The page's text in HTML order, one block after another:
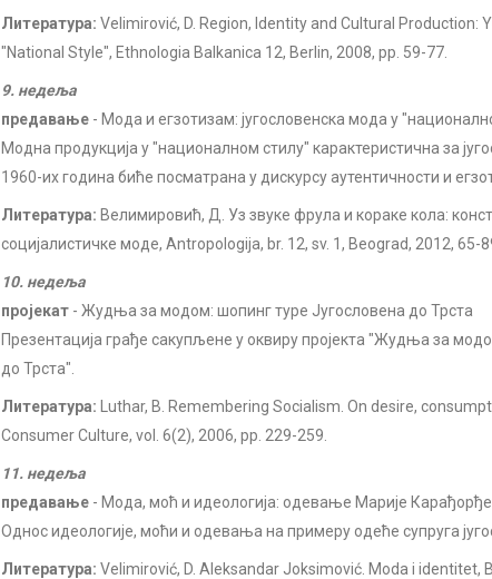
Литература: Velimirović, D. Region, Identity and Cultural Production:
"National Style", Ethnologia Balkanica 12, Berlin, 2008, pp. 59-77.
9. недеља
предавање - Мода и егзотизам: југословенска мода у
Модна продукција у "националном стилу" карактеристична за
1960-их година биће посматрана у дискурсу аутентичности и
Литература: Велимировић, Д. Уз звуке фрула и кораке кола:
социјалистичке моде, Antropologija, br. 12, sv. 1, Beograd, 2012, 65-
10. недеља
пројекат - Жудња за модом: шопинг туре Југословена до Трста
Презентација грађе сакупљене у оквиру пројекта "Жудња за
до Трста".
Литература:
Luthar, B. Remembering Socialism. On desire,
Consumer Culture, vol. 6(2), 2006, pp. 229-259.
11. недеља
предавање - Мода, моћ и идеологија: одевање Марије
Однос идеологије, моћи и одевања на примеру одеће супруга
Литература: Velimirović, D. Aleksandar Joksimović. Moda i identitet,